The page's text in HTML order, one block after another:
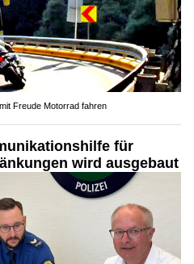
Freude Motorrad fahren
für
wird ausgebaut